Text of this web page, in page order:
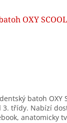
OXY
batoh OXY
3. třídy. Nabízí
anatomicky